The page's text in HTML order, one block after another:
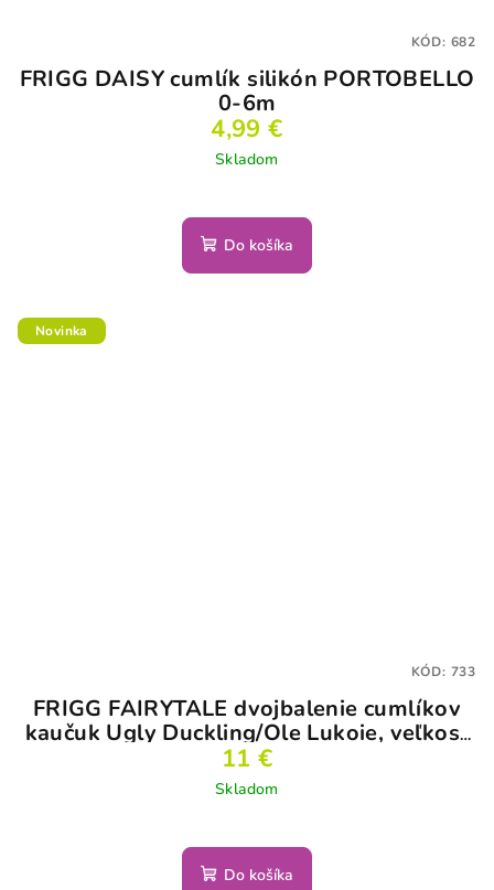
FRIGG DAISY cumlík silikón PORTOBELLO
0-6m
4,99 €
Skladom
Do košíka
KÓD: 682
Novinka
FRIGG FAIRYTALE dvojbalenie cumlíkov
kaučuk Ugly Duckling/Ole Lukoie, veľkosť
1
11 €
Skladom
Do košíka
KÓD: 733